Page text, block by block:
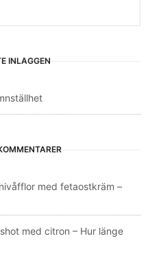
INLÄGGEN
med fetaostkräm –
med citron – Hur länge